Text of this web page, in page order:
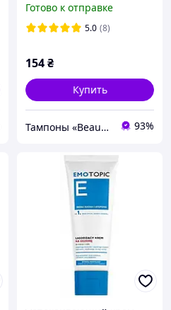
дерматита и других
болезней кожи
Готово к отправке
5.0 (8)
154₴
Купить
Тампоны «Beautiful Life» 93%